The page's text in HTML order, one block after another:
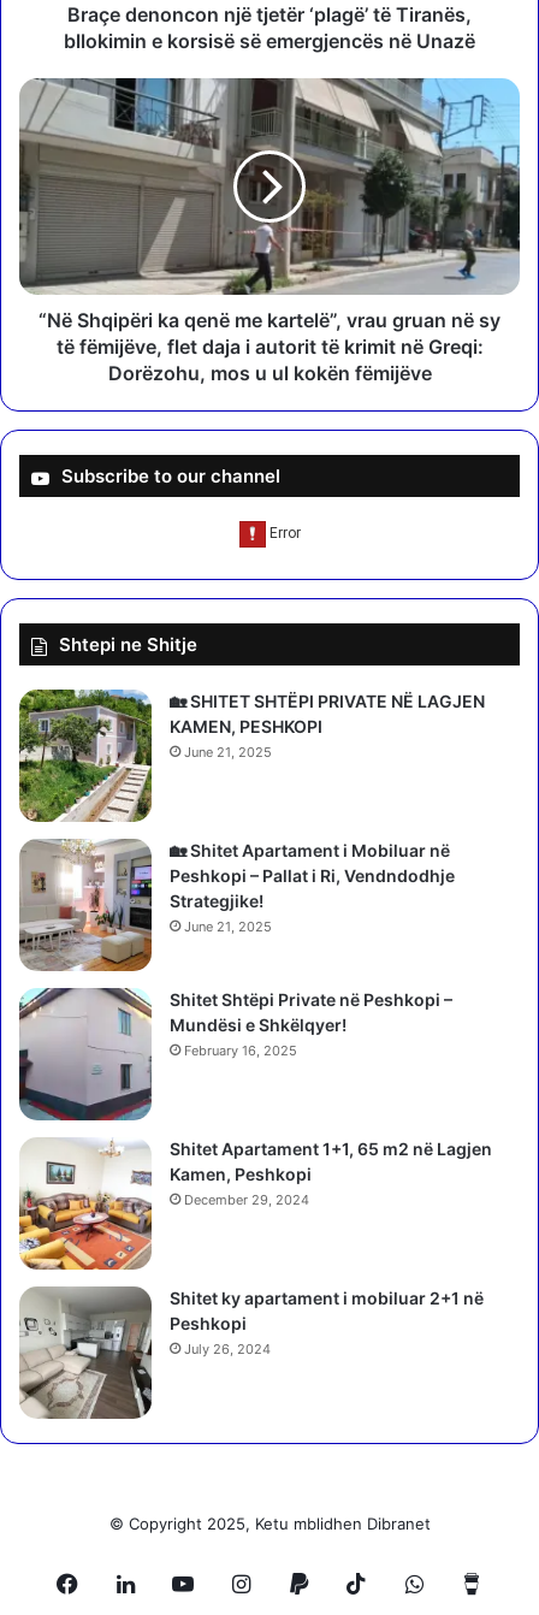
n
j
t
j
e
t
ë
a
n
ë
s
,
b
l
l
o
i
m
i
n
e
k
o
r
s
s
s
ë
e
e
r
g
j
e
Braçe denoncon një tjetër ‘plagë’ të Tiranës,
bllokimin e korsisë së emergjencës në Unazë
“
N
ë
h
q
i
p
ë
ë
a
r
e
l
ë
”
,
v
r
a
g
r
u
a
n
n
ë
s
y
ë
ë
m
i
ë
v
e
,
f
“Në Shqipëri ka qenë me kartelë”, vrau gruan në sy
të fëmijëve, flet daja i autorit të krimit në Greqi:
Dorëzohu, mos u ul kokën fëmijëve
Subscribe to our channel
Shtepi ne Shitje
🏡 SHITET SHTËPI PRIVATE NË LAGJEN
KAMEN, PESHKOPI
June 21, 2025
🏡 Shitet Apartament i Mobiluar në
Peshkopi – Pallat i Ri, Vendndodhje
Strategjike!
June 21, 2025
Shitet Shtëpi Private në Peshkopi –
Mundësi e Shkëlqyer!
February 16, 2025
Shitet Apartament 1+1, 65 m2 në Lagjen
Kamen, Peshkopi
December 29, 2024
Shitet ky apartament i mobiluar 2+1 në
Peshkopi
July 26, 2024
© Copyright 2025, Ketu mblidhen Dibranet
Facebook
LinkedInYouTubeInstagram
Paypal TikTokWhatsApp